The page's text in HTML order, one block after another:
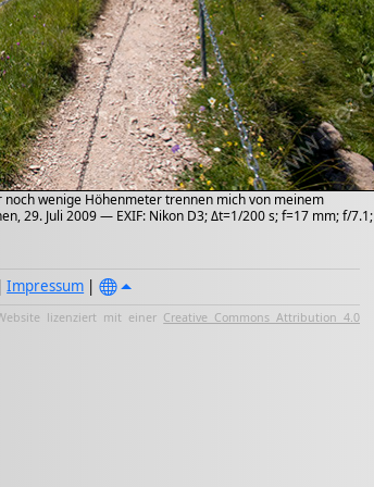
wenige Höhenmeter trennen mich von meinem
29. Juli 2009 — EXIF: Nikon D3; Δt=1/200 s; f=17 mm; f/7.1;
|Impressum |
lizenziert mit einer Creative Commons Attribution 4.0